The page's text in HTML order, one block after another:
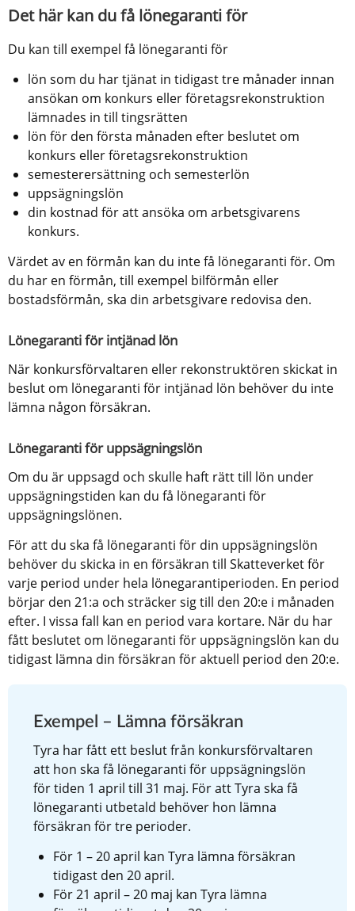
Det här kan du få lönegaranti för
Du kan till exempel få lönegaranti för
lön som du har tjänat in tidigast tre månader innan
ansökan om konkurs eller företagsrekonstruktion
lämnades in till tingsrätten
lön för den första månaden efter beslutet om
konkurs eller företagsrekonstruktion
semesterersättning och semesterlön
uppsägningslön
din kostnad för att ansöka om arbetsgivarens
konkurs.
Värdet av en förmån kan du inte få lönegaranti för. Om
du har en förmån, till exempel bilförmån eller
bostadsförmån, ska din arbetsgivare redovisa den.
Lönegaranti för intjänad lön
När konkursförvaltaren eller rekonstruktören skickat in
beslut om lönegaranti för intjänad lön behöver du inte
lämna någon försäkran.
Lönegaranti för uppsägningslön
Om du är uppsagd och skulle haft rätt till lön under
uppsägningstiden kan du få lönegaranti för
uppsägningslönen.
För att du ska få lönegaranti för din uppsägningslön
behöver du skicka in en försäkran till Skatteverket för
varje period under hela lönegarantiperioden. En period
börjar den 21:a och sträcker sig till den 20:e i månaden
efter. I vissa fall kan en period vara kortare. När du har
fått beslutet om lönegaranti för uppsägningslön kan du
tidigast lämna din försäkran för aktuell period den 20:e.
Exempel – Lämna försäkran
Tyra har fått ett beslut från konkursförvaltaren
att hon ska få lönegaranti för uppsägningslön
för tiden 1 april till 31 maj. För att Tyra ska få
lönegaranti utbetald behöver hon lämna
försäkran för tre perioder.
För 1 – 20 april kan Tyra lämna försäkran
tidigast den 20 april.
För 21 april – 20 maj kan Tyra lämna